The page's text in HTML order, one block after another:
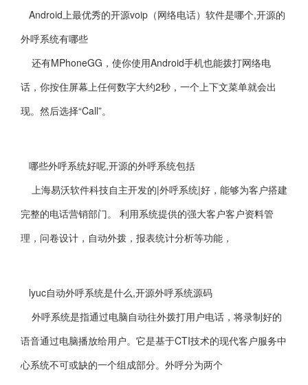
Android上最优秀的开源voip（网络电话）软件是哪个,开源的
外呼系统有哪些
还有MPhoneGG，使你使用Android手机也能拨打网络电
话，你按住屏幕上任何数字大约2秒，一个上下文菜单就会出
现。然后选择“Call”。
哪些外呼系统好呢,开源的外呼系统包括
上海易沃软件科技自主开发的|外呼系统|好，能够为客户搭建
完整的电话营销部门。 利用系统提供的强大客户客户资料管
理，问卷设计，自动外拨，报表统计分析等功能，
lyuc自动外呼系统是什么,开源外呼系统源码
外呼系统是指通过电脑自动往外拨打用户电话，将录制好的
语音通过电脑播放给用户。它是基于CTI技术的现代客户服务中
心系统不可或缺的一个组成部分。外呼分为两个